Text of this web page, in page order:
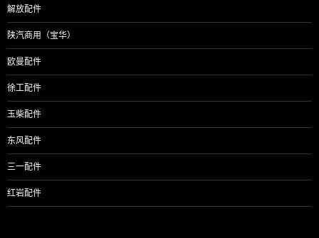
解放配件
陕汽商用（宝华）
欧曼配件
徐工配件
玉柴配件
东风配件
三一配件
红岩配件